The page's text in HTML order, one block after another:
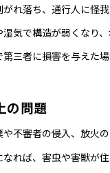
れ落ち、通行人に怪
気で構造が弱くなり
三者に損害を与えた
の問題
不審者の侵入、放火の
れば、害虫や害獣が住